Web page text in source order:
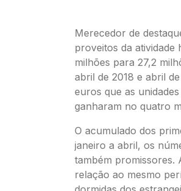
Merecedor de
proveitos da atividade
milhões para 27,2
abril de 2018 e abril
euros que as
ganharam no quatro
O acumulado dos
janeiro a abril, os
também promissores.
relação ao mesmo